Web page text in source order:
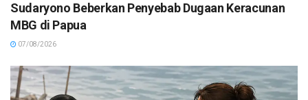
Sudaryono Beberkan Penyebab Dugaan Keracunan
MBG di Papua
07/08/2026